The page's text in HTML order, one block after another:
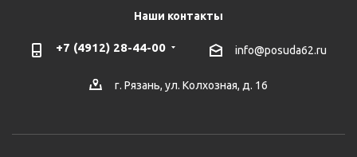
Наши контакты
+7 (4912) 28-44-00 info@posuda62.ru
г. Рязань, ул. Колхозная, д. 16